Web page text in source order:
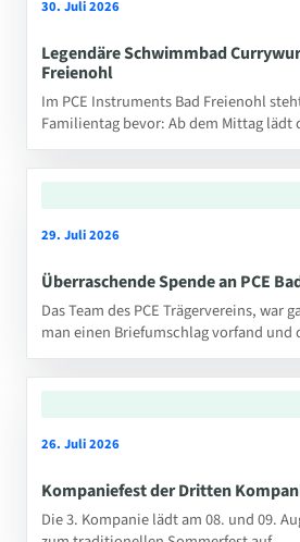
30. Juli 2026
Legendäre Schwimmbad
Freienohl
Im PCE Instruments Bad Freienohl
Familientag bevor: Ab dem Mittag lädt
29. Juli 2026
Überraschende Spende an PCE
Das Team des PCE Trägervereins, war
man einen Briefumschlag vorfand
26. Juli 2026
Kompaniefest der Dritten
Die 3. Kompanie lädt am 08. und 09.